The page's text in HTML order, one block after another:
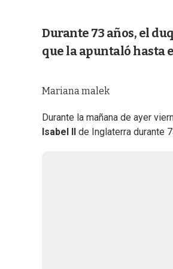
Durante 73 años, el
que la apuntaló hasta
Mariana malek
Durante la mañana de ayer
Isabel II
de Inglaterra durante